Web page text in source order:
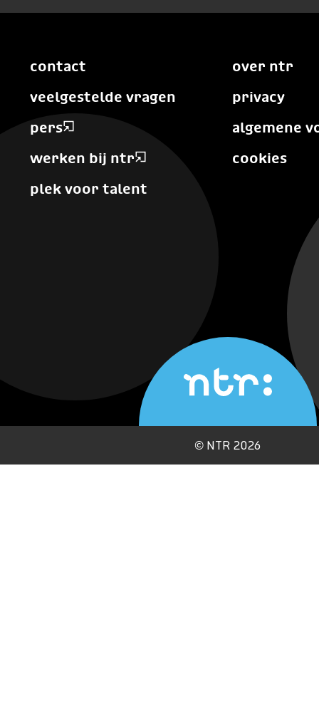
contact
veelgestelde vragen
pers
werken bij ntr
plek voor talent
over ntr
privacy
algemene
cookies
© NTR 2026